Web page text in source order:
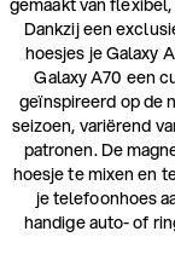
Dankzij een
hoesjes je Galaxy
Galaxy A70 een
geïnspireerd op de
seizoen, variërend
patronen. De
hoesje te mixen en
je telefoonhoes
handige auto- of